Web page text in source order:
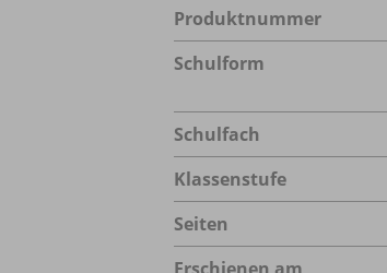
Produktnummer
Schulform
Schulfach
Klassenstufe
Seiten